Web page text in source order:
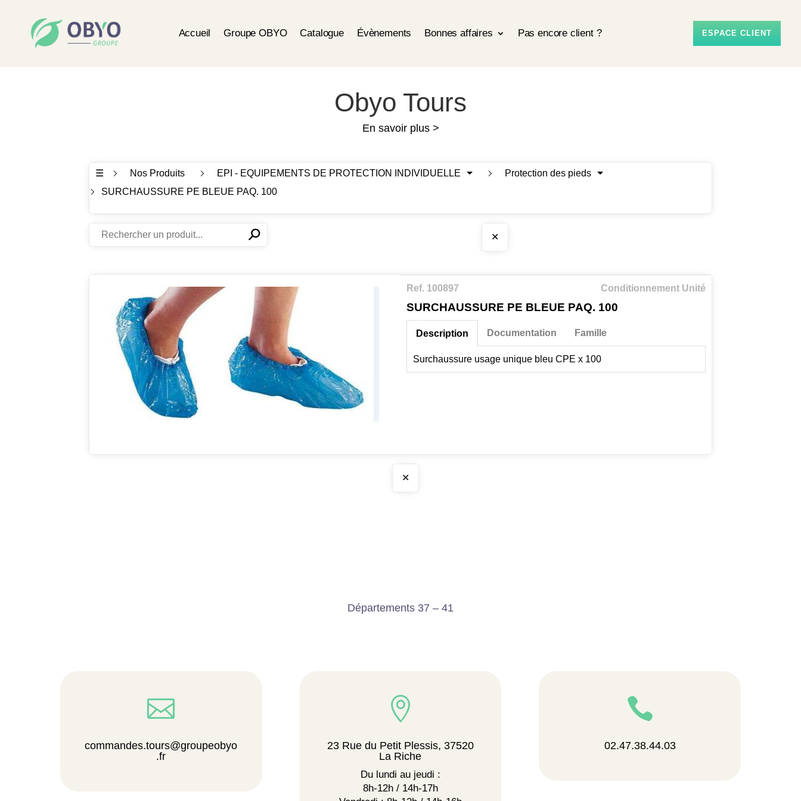
Accueil Groupe OBYO Catalogue Évènements Bonnes affaires Pas encore client ? ESPACE CLIENT
Obyo Tours
En savoir plus >
☰ Nos Produits EPI - EQUIPEMENTS DE PROTECTION INDIVIDUELLE
Protection des pieds
SURCHAUSSURE PE BLEUE PAQ. 100
✕⚲ ✕
Ref. 100897 Conditionnement Unité
SURCHAUSSURE PE BLEUE PAQ. 100
Description
Surchaussure usage unique bleu CPE x 100
Documentation Famille
✕
Départements 37 – 41

commandes.tours@groupeobyo
.fr

23 Rue du Petit Plessis, 37520
La Riche
Du lundi au jeudi :
8h-12h / 14h-17h

02.47.38.44.03